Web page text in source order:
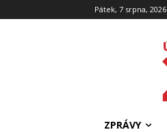
Pátek, 7 srpna, 2026
ZPRÁVY